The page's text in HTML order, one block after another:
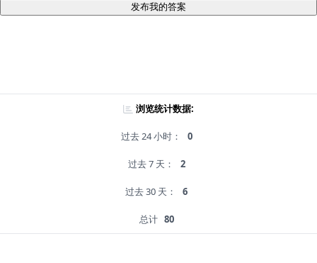
发布我的答案
浏览统计数据:
过去 24 小时： 0
过去 7 天： 2
过去 30 天： 6
总计 80